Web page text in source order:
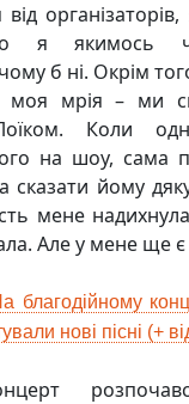
я якимось
б ні. Окрім
моя мрія – ми
Коли
на шоу, сама
сказати йому
мене
Але у мене ще
благодійному
нові пісні (+